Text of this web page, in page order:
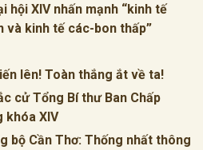
hội XIV nhấn mạnh “kinh tế
và kinh tế các-bon thấp”
lên! Toàn thắng ắt về ta!
cử Tổng Bí thư Ban Chấp
khóa XIV
bộ Cần Thơ: Thống nhất thông